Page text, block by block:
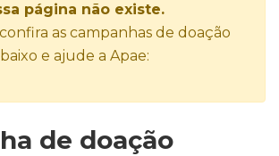
página não existe.
as campanhas de doação
e ajude a Apae:
de doação